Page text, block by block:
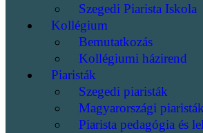
Szegedi Piarista Iskola
Kollégium
Bemutatkozás
Kollégiumi házirend
Piaristák
Szegedi piaristák
Magyarországi piaristák
Piarista pedagógia és